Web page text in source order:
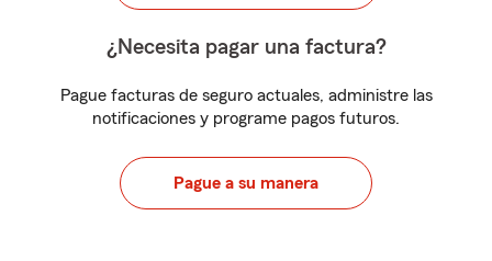
¿Necesita pagar una factura?
Pague facturas de seguro actuales, administre las
notificaciones y programe pagos futuros.
Pague a su manera